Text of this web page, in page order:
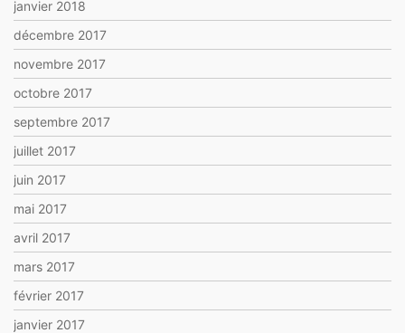
janvier 2018
décembre 2017
novembre 2017
octobre 2017
septembre 2017
juillet 2017
juin 2017
mai 2017
avril 2017
mars 2017
février 2017
janvier 2017